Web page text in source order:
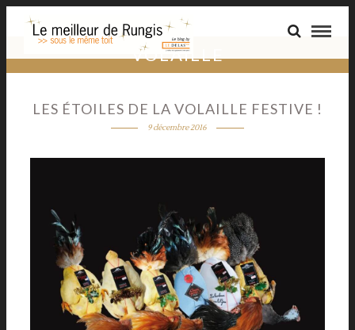
VOLAILLE
LES ÉTOILES DE LA VOLAILLE FESTIVE !
9 décembre 2016